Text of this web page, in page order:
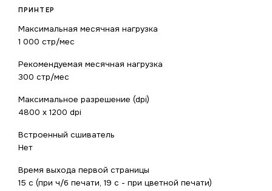
ПРИНТЕР
Максимальная месячная нагрузка
1 000 стр/мес
Рекомендуемая месячная нагрузка
300 стр/мес
Максимальное разрешение (dpi)
4800 x 1200 dpi
Встроенный сшиватель
Нет
Время выхода первой страницы
15 с (при ч/б печати, 19 с - при цветной печати)